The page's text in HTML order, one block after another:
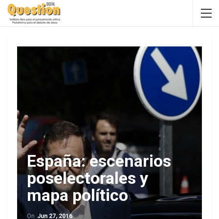
España: escenarios
poselectorales y
mapa político
On Jun 27, 2016